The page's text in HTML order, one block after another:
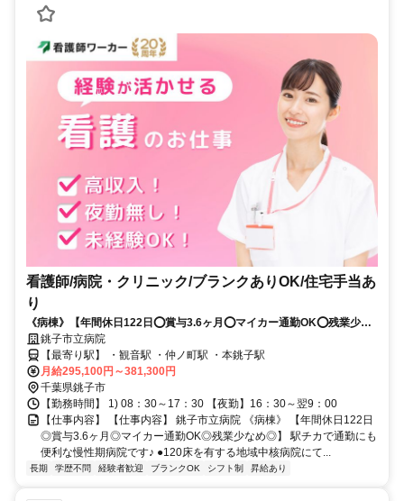
看護師/病院・クリニック/ブランクありOK/住宅手当あ
り
《病棟》【年間休日122日⭕賞与3.6ヶ月⭕マイカー通勤OK⭕残業少な
め⭕】駅チカで通勤にも便利な慢性期病院です✨
銚子市立病院
【最寄り駅】 ・観音駅 ・仲ノ町駅 ・本銚子駅
月給295,100円～381,300円
千葉県銚子市
【勤務時間】 1) 08：30～17：30 【夜勤】16：30～翌9：00
【仕事内容】 【仕事内容】 銚子市立病院 《病棟》 【年間休日122日
◎賞与3.6ヶ月◎マイカー通勤OK◎残業少なめ◎】 駅チカで通勤にも
便利な慢性期病院です♪ ●120床を有する地域中核病院にて...
長期 学歴不問 経験者歓迎 ブランクOK シフト制 昇給あり